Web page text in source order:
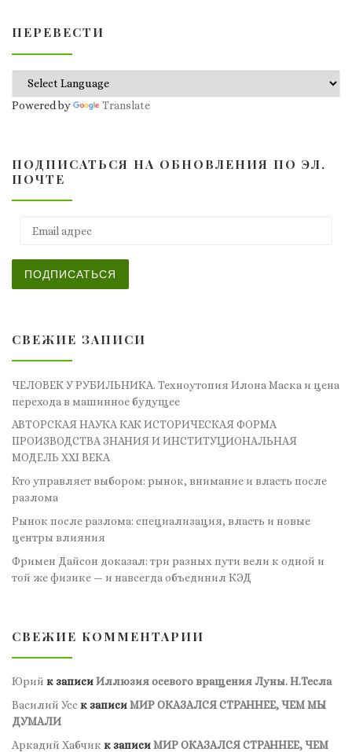
ПЕРЕВЕСТИ
Powered by Translate
ПОДПИСАТЬСЯ НА ОБНОВЛЕНИЯ ПО ЭЛ.
ПОЧТЕ
ПОДПИСАТЬСЯ
СВЕЖИЕ ЗАПИСИ
ЧЕЛОВЕК У РУБИЛЬНИКА. Техноутопия Илона Маска и цена
перехода в машинное будущее
АВТОРСКАЯ НАУКА КАК ИСТОРИЧЕСКАЯ ФОРМА
ПРОИЗВОДСТВА ЗНАНИЯ И ИНСТИТУЦИОНАЛЬНАЯ
МОДЕЛЬ XXI ВЕКА
Кто управляет выбором: рынок, внимание и власть после
разлома
Рынок после разлома: специализация, власть и новые
центры влияния
Фримен Дайсон доказал: три разных пути вели к одной и
той же физике — и навсегда объединил КЭД
СВЕЖИЕ КОММЕНТАРИИ
Юрий к записиИллюзия осевого вращения Луны. Н.Тесла
Василий Усс к записиМИР ОКАЗАЛСЯ СТРАННЕЕ, ЧЕМ МЫ
ДУМАЛИ
Аркадий Хабчик к записиМИР ОКАЗАЛСЯ СТРАННЕЕ, ЧЕМ